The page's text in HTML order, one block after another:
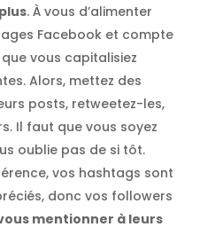
. À vous d’alimenter
Facebook et compte
que vous capitalisiez
Alors, mettez des
posts, retweetez-les,
Il faut que vous soyez
oublie pas de si tôt.
vos hashtags sont
donc vos followers
mentionner à leurs